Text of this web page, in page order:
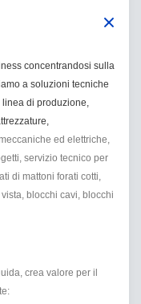
concentrandosi sulla
a soluzioni tecniche
di produzione,
ed elettriche,
servizio tecnico per
di mattoni forati cotti,
blocchi cavi, blocchi
crea valore per il